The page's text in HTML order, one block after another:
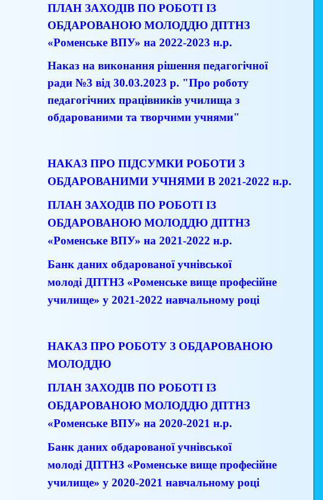
ПЛАН ЗАХОДІВ ПО РОБОТІ ІЗ
ОБДАРОВАНОЮ МОЛОДДЮ ДПТНЗ
«Роменське ВПУ» на 2022-2023 н.р.
Наказ на виконання рішення педагогічної
ради №3 від 30.03.2023 р. "Про роботу
педагогічних працівників училища з
обдарованими та творчими учнями"
НАКАЗ ПРО ПІДСУМКИ РОБОТИ З
ОБДАРОВАНИМИ УЧНЯМИ В 2021-2022 н.р.
ПЛАН ЗАХОДІВ ПО РОБОТІ ІЗ
ОБДАРОВАНОЮ МОЛОДДЮ ДПТНЗ
«Роменське ВПУ» на 2021-2022 н.р.
Банк даних обдарованої учнівської
молоді ДПТНЗ «Роменське вище професійне
училище» у 2021-2022 навчальному році
НАКАЗ ПРО РОБОТУ З ОБДАРОВАНОЮ
МОЛОДДЮ
ПЛАН ЗАХОДІВ ПО РОБОТІ ІЗ
ОБДАРОВАНОЮ МОЛОДДЮ ДПТНЗ
«Роменське ВПУ» на 2020-2021 н.р.
Банк даних обдарованої учнівської
молоді ДПТНЗ «Роменське вище професійне
училище» у 2020-2021 навчальному році